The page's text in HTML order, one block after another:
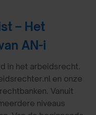
– Het
AN-i
in het arbeidsrecht.
en onze
Vanuit
niveaus